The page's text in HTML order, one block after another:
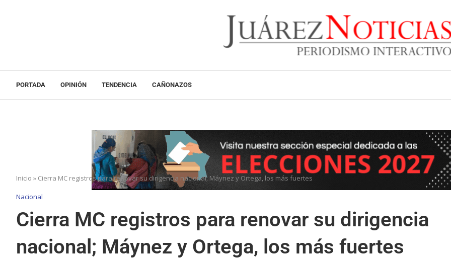
PORTADA OPINIÓN TENDENCIA CAÑONAZOS
Inicio » Cierra MC registros para renovar su dirigencia nacional; Máynez y Ortega, los más fuertes
Nacional
Cierra MC registros para renovar su dirigencia
nacional; Máynez y Ortega, los más fuertes